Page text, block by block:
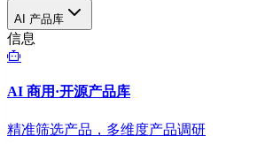
AI 产品库
信息
AI 商用·开源产品库
精准筛选产品，多维度产品调研